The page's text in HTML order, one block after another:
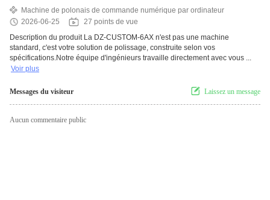
Machine de polonais de commande numérique par ordinateur
2026-06-25
27 points de vue
Description du produit La DZ-CUSTOM-6AX n'est pas une machine
standard, c'est votre solution de polissage, construite selon vos
spécifications.Notre équipe d'ingénieurs travaille directement avec vous ...
Voir plus
Messages du visiteur Laissez un message
Aucun commentaire public